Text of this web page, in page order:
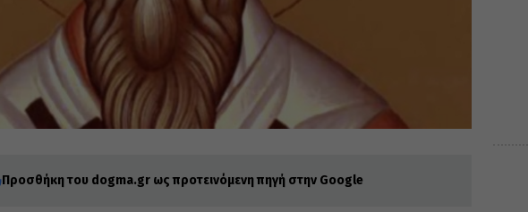
Προσθήκη του dogma.gr ως προτεινόμενη πηγή στην Google